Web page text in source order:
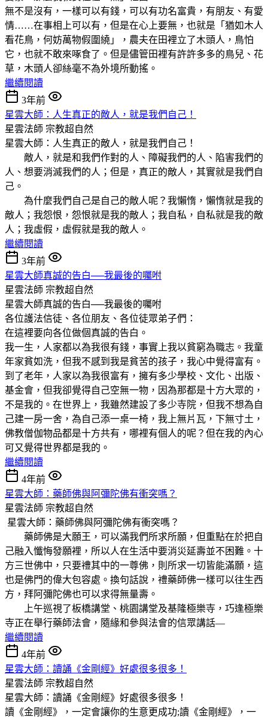
無不是沒有，一樣可以有錢，可以有功名富貴，有朋友、有愛
情……在事相上可以有，但是在心上要無，也就是「猶如木人
看花鳥，何妨萬物假圍繞」，農夫在田裡立了木頭人，鳥怕
它，也就不敢來啄食了。但是儘管田裡有許許多多的鳥兒、花
草，木頭人卻絲毫不為外境所動搖。
繼續閱讀
3年前
星雲大師：人生真正的敵人，就是我們自己！
星雲法師 宗教超自然
星雲大師：人生真正的敵人，就是我們自己！
敵人，就是和我們作對的人、障礙我們的人、陷害我們的
人、想要消滅我們的人；但是，真正的敵人，其實就是我們自
己。
為什麼我們自己是自己的敵人呢？我懶惰，懶惰就是我的
敵人；我怨恨，怨恨就是我的敵人；我自私，自私就是我的敵
人；我虛假，虛假就是我的敵人。
繼續閱讀
3年前
星雲大師真誠的告白──我最後的囑咐
星雲法師 宗教超自然
星雲大師真誠的告白──我最後的囑咐
各位護法信徒、各位朋友、各位徒眾弟子們：
在這裡要向各位做個真誠的告白。
我一生，人家都以為我很有錢，事實上我以貧窮為職志。我童
年家貧如洗，但我不感到我是貧苦的孩子，我心中覺得富有。
到了老年，人家以為我很富有，擁有多少學校、文化、出版、
基金會，但我卻覺得自己空無一物，因為那都是十方大眾的，
不是我的。在世界上，我雖然建設了多少寺院，但我不想為自
己建一房一舍，為自己添一桌一椅，我上無片瓦，下無寸土，
佛教僧伽物品都是十方共有，哪裡有個人的呢？但在我的內心
可又覺得世界都是我的。
繼續閱讀
4年前
星雲大師：藥師佛與阿彌陀佛有衝突嗎？
星雲法師 宗教超自然
星雲大師：藥師佛與阿彌陀佛有衝突嗎？
藥師佛是大願王，可以滿我們所求所願，但重點在於把自
己融入懺悔發願裡，所以人在生活中要消災延壽並不困難。十
方三世佛中，只要禮其中的一尊佛，則所求一切皆能滿願，這
也是佛門的偉大包容處。換句話說，禮藥師佛一樣可以往生西
方，拜阿彌陀佛也可以求得無量壽。
上午巡視了板橋講堂、桃園講堂及基隆極樂寺，巧逢極樂
寺正在舉行藥師法會，隨緣和參與法會的信眾講話––
繼續閱讀
4年前
星雲大師：讀誦《金剛經》好處很多很多！
星雲法師 宗教超自然
星雲大師：讀誦《金剛經》好處很多很多！
讀《金剛經》，一定會讓你的生意更成功;讀《金剛經》，一